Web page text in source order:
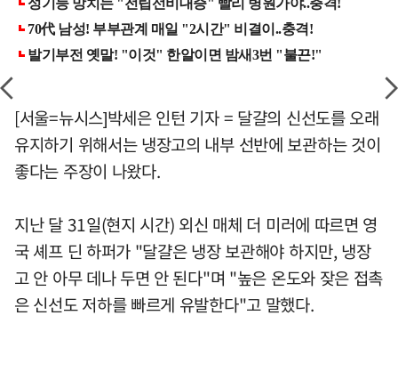
[서울=뉴시스]박세은 인턴 기자 = 달걀의 신선도를 오래
유지하기 위해서는 냉장고의 내부 선반에 보관하는 것이
좋다는 주장이 나왔다.
지난 달 31일(현지 시간) 외신 매체 더 미러에 따르면 영
국 셰프 딘 하퍼가 "달걀은 냉장 보관해야 하지만, 냉장
고 안 아무 데나 두면 안 된다"며 "높은 온도와 잦은 접촉
은 신선도 저하를 빠르게 유발한다"고 말했다.